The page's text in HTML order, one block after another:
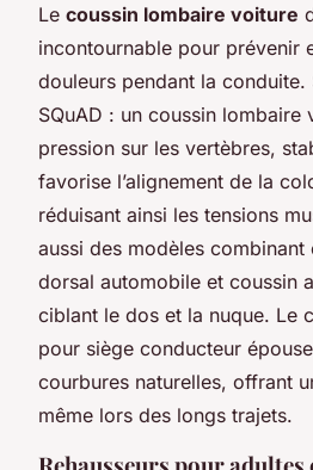
Le coussin lombaire voiture
incontournable pour prévenir
douleurs pendant la conduite.
SQuAD : un coussin lombaire
pression sur les vertèbres,
favorise l’alignement de la
réduisant ainsi les tensions
aussi des modèles combinant
dorsal automobile et coussin
ciblant le dos et la nuque. Le
pour siège conducteur
courbures naturelles, offrant
même lors des longs trajets.